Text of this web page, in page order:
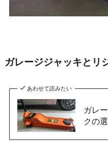
ガレージジャッキとリ
あわせて読みたい
ガレ
クの